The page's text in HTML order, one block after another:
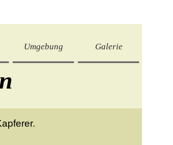
Umgebung Galerie